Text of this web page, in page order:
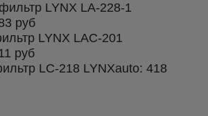
LYNX LA-228-1
руб
LYNX LAC-201
руб
LC-218 LYNXauto: 418